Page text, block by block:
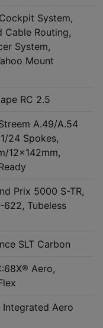
System,
Cable Routing,
System,
Mount
RC 2.5
A.49/A.54
24 Spokes,
12x142mm,
Prix 5000 S-TR,
622, Tubeless
SLT Carbon
Aero,
Integrated Aero